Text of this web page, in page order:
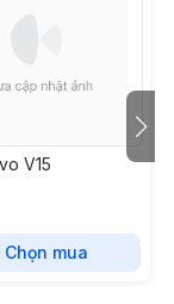
V15
Chọn mua